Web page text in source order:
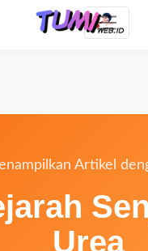
Artikel
Urea